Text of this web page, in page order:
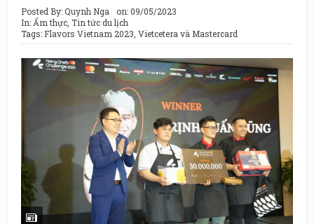
Posted By:Quynh Nga on:09/05/2023
In: Ẩm thực, Tin tức du lịch
Tags: Flavors Vietnam 2023 Vietcetera và Mastercard